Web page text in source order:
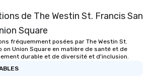
de The Westin St. Francis San
Square
fréquemment posées par The Westin St.
on Union Square en matière de santé et de
durable et de diversité et d'inclusion.